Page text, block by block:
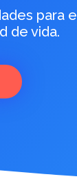
para
de vida.